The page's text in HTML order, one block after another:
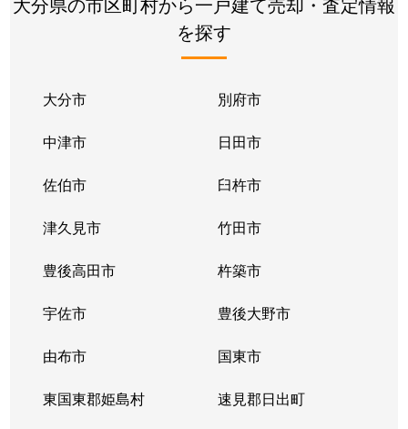
を探す
大分市 別府市
中津市 日田市
佐伯市 臼杵市
津久見市 竹田市
豊後高田市 杵築市
宇佐市 豊後大野市
由布市 国東市
東国東郡姫島村 速見郡日出町